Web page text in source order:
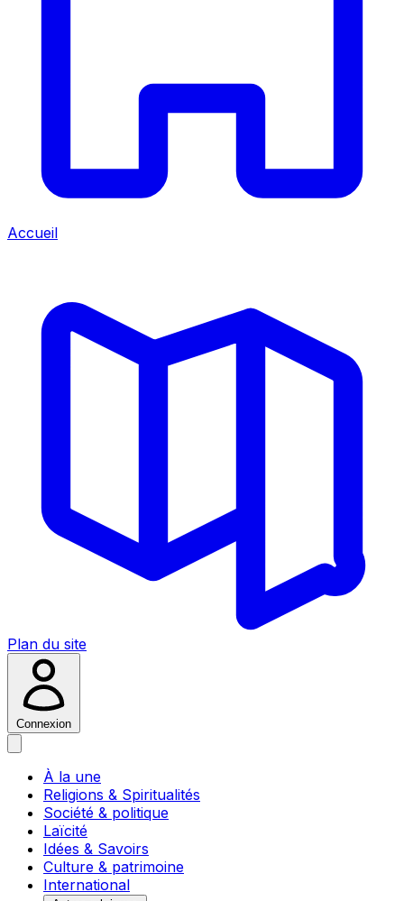
Accueil
Plan du site
Connexion
À la une
Religions & Spiritualités
Société & politique
Laïcité
Idées & Savoirs
Culture & patrimoine
International